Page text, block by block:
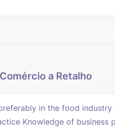
a Retalho
in the food industry
Knowledge of business